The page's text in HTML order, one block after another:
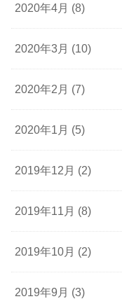
2020年4月 (8)
2020年3月 (10)
2020年2月 (7)
2020年1月 (5)
2019年12月 (2)
2019年11月 (8)
2019年10月 (2)
2019年9月 (3)